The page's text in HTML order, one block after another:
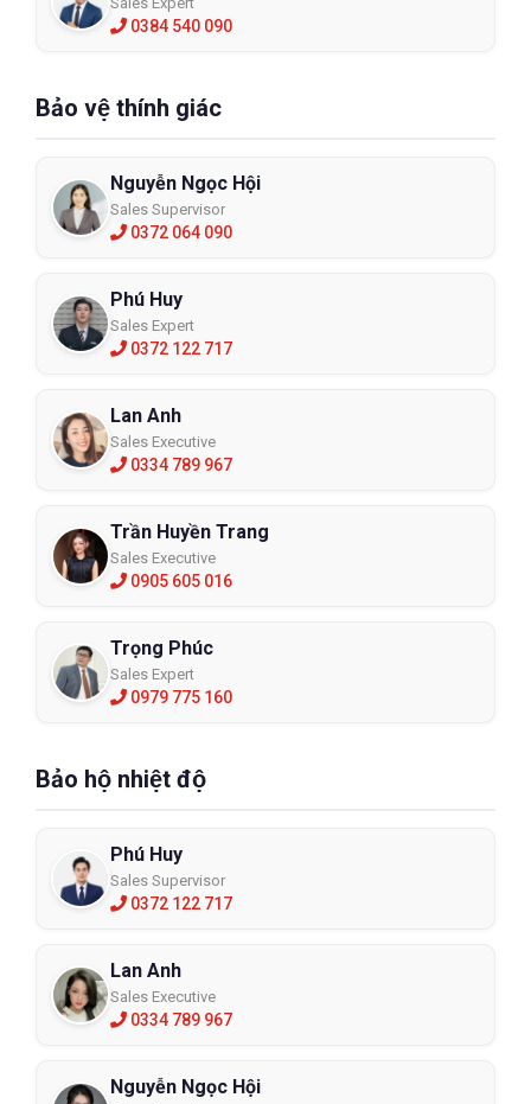
0384 540 090
Bảo vệ thính giác
Nguyễn Ngọc Hội
Sales Supervisor
0372 064 090
Phú Huy
Sales Expert
0372 122 717
Lan Anh
Sales Executive
0334 789 967
Trần Huyền Trang
Sales Executive
0905 605 016
Trọng Phúc
Sales Expert
0979 775 160
Bảo hộ nhiệt độ
Phú Huy
Sales Supervisor
0372 122 717
Lan Anh
Sales Executive
0334 789 967
Nguyễn Ngọc Hội